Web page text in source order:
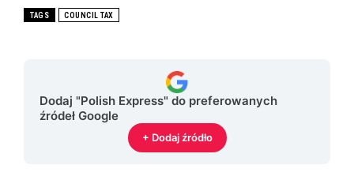
TAGS COUNCIL TAX
Dodaj "Polish Express" do preferowanych
źródeł Google
+ Dodaj źródło